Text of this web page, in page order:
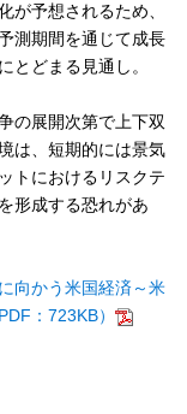
が予想されるため、
測期間を通じて成長
とどまる見通し。
の展開次第で上下双
は、短期的には景気
トにおけるリスクテ
形成する恐れがあ
向かう米国経済～米
：723KB）